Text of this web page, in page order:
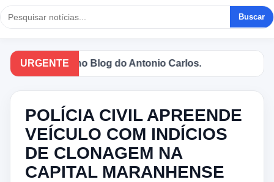
Buscar
URGENTE
notícias no Blog do Antonio Carlos.
POLÍCIA CIVIL APREENDE
VEÍCULO COM INDÍCIOS
DE CLONAGEM NA
CAPITAL MARANHENSE